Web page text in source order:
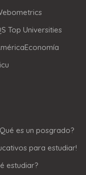
Top Universities
es un posgrado?
para estudiar!
estudiar?